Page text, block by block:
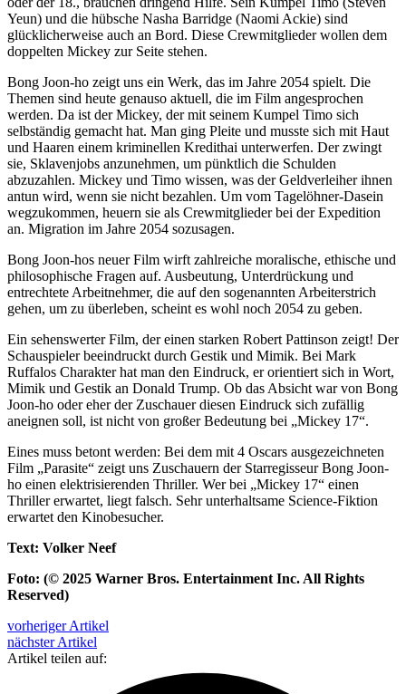
Yeun) und die hübsche Nasha Barridge (Naomi Ackie) sind
glücklicherweise auch an Bord. Diese Crewmitglieder wollen dem
doppelten Mickey zur Seite stehen.
Bong Joon-ho zeigt uns ein Werk, das im Jahre 2054 spielt. Die
Themen sind heute genauso aktuell, die im Film angesprochen
werden. Da ist der Mickey, der mit seinem Kumpel Timo sich
selbständig gemacht hat. Man ging Pleite und musste sich mit Haut
und Haaren einem kriminellen Kredithai unterwerfen. Der zwingt
sie, Sklavenjobs anzunehmen, um pünktlich die Schulden
abzuzahlen. Mickey und Timo wissen, was der Geldverleiher ihnen
antun wird, wenn sie nicht bezahlen. Um vom Tagelöhner-Dasein
wegzukommen, heuern sie als Crewmitglieder bei der Expedition
an. Migration im Jahre 2054 sozusagen.
Bong Joon-hos neuer Film wirft zahlreiche moralische, ethische und
philosophische Fragen auf. Ausbeutung, Unterdrückung und
entrechtete Arbeitnehmer, die auf den sogenannten Arbeiterstrich
gehen, um zu überleben, scheint es wohl noch 2054 zu geben.
Ein sehenswerter Film, der einen starken Robert Pattinson zeigt! Der
Schauspieler beeindruckt durch Gestik und Mimik. Bei Mark
Ruffalos Charakter hat man den Eindruck, er orientiert sich in Wort,
Mimik und Gestik an Donald Trump. Ob das Absicht war von Bong
Joon-ho oder eher der Zuschauer diesen Eindruck sich zufällig
aneignen soll, ist nicht von großer Bedeutung bei „Mickey 17“.
Eines muss betont werden: Bei dem mit 4 Oscars ausgezeichneten
Film „Parasite“ zeigt uns Zuschauern der Starregisseur Bong Joon-
ho einen elektrisierenden Thriller. Wer bei „Mickey 17“ einen
Thriller erwartet, liegt falsch. Sehr unterhaltsame Science-Fiktion
erwartet den Kinobesucher.
Text: Volker Neef
Foto: (© 2025 Warner Bros. Entertainment Inc. All Rights
Reserved)
vorheriger Artikel
nächster Artikel
Artikel teilen auf: